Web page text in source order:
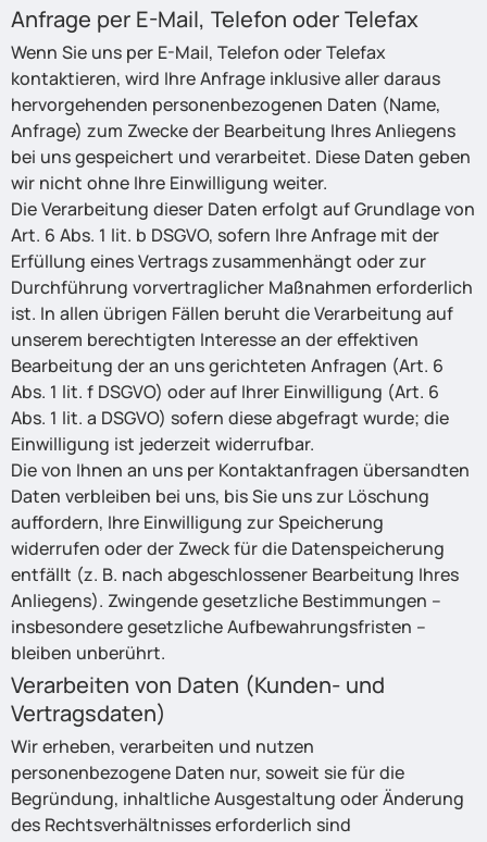
Anfrage per E-Mail, Telefon oder Telefax
Wenn Sie uns per E-Mail, Telefon oder Telefax
kontaktieren, wird Ihre Anfrage inklusive aller daraus
hervorgehenden personenbezogenen Daten (Name,
Anfrage) zum Zwecke der Bearbeitung Ihres Anliegens
bei uns gespeichert und verarbeitet. Diese Daten geben
wir nicht ohne Ihre Einwilligung weiter.
Die Verarbeitung dieser Daten erfolgt auf Grundlage von
Art. 6 Abs. 1 lit. b DSGVO, sofern Ihre Anfrage mit der
Erfüllung eines Vertrags zusammenhängt oder zur
Durchführung vorvertraglicher Maßnahmen erforderlich
ist. In allen übrigen Fällen beruht die Verarbeitung auf
unserem berechtigten Interesse an der effektiven
Bearbeitung der an uns gerichteten Anfragen (Art. 6
Abs. 1 lit. f DSGVO) oder auf Ihrer Einwilligung (Art. 6
Abs. 1 lit. a DSGVO) sofern diese abgefragt wurde; die
Einwilligung ist jederzeit widerrufbar.
Die von Ihnen an uns per Kontaktanfragen übersandten
Daten verbleiben bei uns, bis Sie uns zur Löschung
auffordern, Ihre Einwilligung zur Speicherung
widerrufen oder der Zweck für die Datenspeicherung
entfällt (z. B. nach abgeschlossener Bearbeitung Ihres
Anliegens). Zwingende gesetzliche Bestimmungen –
insbesondere gesetzliche Aufbewahrungsfristen –
bleiben unberührt.
Verarbeiten von Daten (Kunden- und
Vertragsdaten)
Wir erheben, verarbeiten und nutzen
personenbezogene Daten nur, soweit sie für die
Begründung, inhaltliche Ausgestaltung oder Änderung
des Rechtsverhältnisses erforderlich sind